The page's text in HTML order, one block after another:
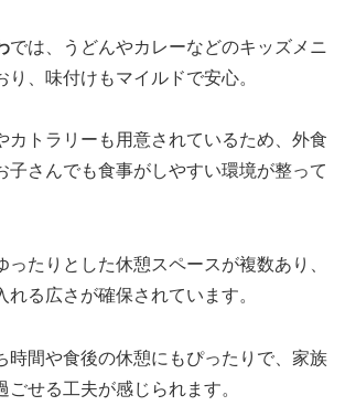
では、うどんやカレーなどのキッズメニ
り、味付けもマイルドで安心。
カトラリーも用意されているため、外食
子さんでも食事がしやすい環境が整って
ったりとした休憩スペースが複数あり、
れる広さが確保されています。
時間や食後の休憩にもぴったりで、家族
ごせる工夫が感じられます。